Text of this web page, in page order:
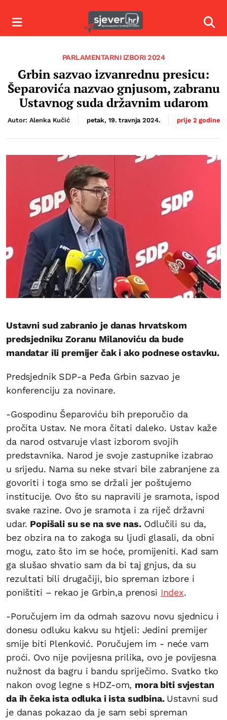
Izbornik
PARLAMENTARNI IZBORI 2024
Grbin sazvao izvanrednu presicu:
Šeparovića nazvao gnjusom, zabranu
Ustavnog suda državnim udarom
Autor: Alenka Kučić petak, 19. travnja 2024. prije 2 godine
Ustavni sud zabranio je danas hrvatskom
predsjedniku Zoranu Milanoviću da bude
mandatar ili premijer čak i ako podnese ostavku.
Predsjednik SDP-a Peđa Grbin sazvao je
konferenciju za novinare.
-Gospodinu Šeparoviću bih preporučio da
pročita Ustav. Ne mora čitati daleko. Ustav kaže
da narod ostvaruje vlast izborom svojih
predstavnika. Narod je svoje zastupnike izabrao
u srijedu. Nama su neke stvari bile zabranjene za
govoriti i toga smo se držali jer poštujemo
institucije. Ovo što su napravili je sramota, ispod
svake razine. Ovo je sramota i za riječ državni
udar. Popišali su se na sve nas.Odlučili su da,
bez obzira na to zakoga su ljudi glasali, da obni
mogu, zato što im se hoće, promijeniti. Kad sam
ga slušao shvatio sam da bi taj gnjus, da su
rezultati bili drugačiji, bio spreman izbore i
poništiti – rekao je Grbin,a prenosi Index.
-Poručujem im da odmah sazovu novu sjednicu i
donesu odluku kakvu su htjeli: Jedini premijer
smije biti Plenković. Poručujem im - neće vam
proći. Ovo nije povijesna prilika, ovo je povijesna
nužnost da bagru i bandu spriječimo. Svatko tko
nakon ovog legne s HDZ-om, mora biti svjestan
da ih čeka ista odluka i ista sudbina. Ustavni sud
je danas pokazao da je sam sebi spreman